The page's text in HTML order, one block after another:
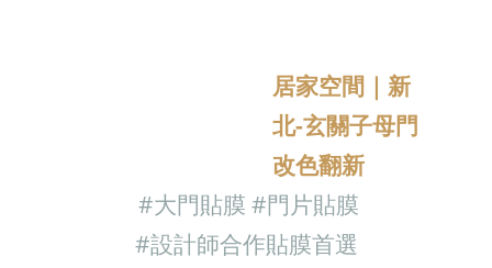
居家空間｜新
北-玄關子母門
改色翻新
#大門貼膜 #門片貼膜
#設計師合作貼膜首選